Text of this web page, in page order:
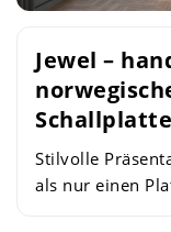
Jewel –
Stilvolle
als nur einen